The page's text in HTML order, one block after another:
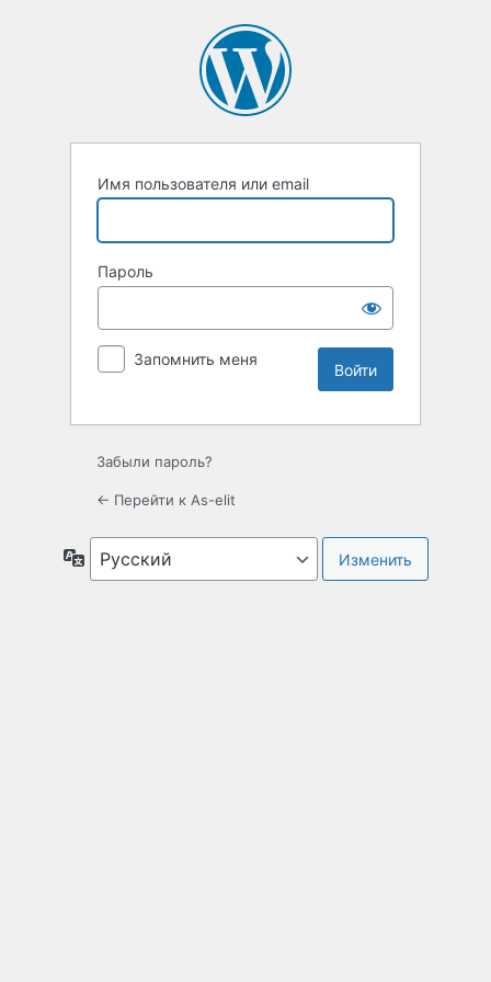
Имя пользователя или email
Пароль
Запомнить меня
Забыли пароль?
← Перейти к As-elit
Язык